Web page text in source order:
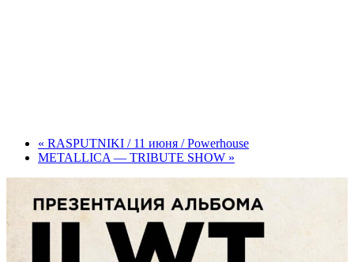
« RASPUTNIKI / 11 июня / Powerhouse
METALLICA — TRIBUTE SHOW »